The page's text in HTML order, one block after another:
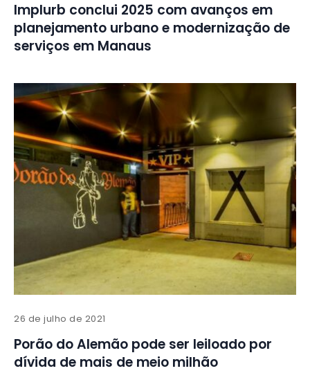
Implurb conclui 2025 com avanços em
planejamento urbano e modernização de
serviços em Manaus
26 de julho de 2021
Porão do Alemão pode ser leiloado por
dívida de mais de meio milhão